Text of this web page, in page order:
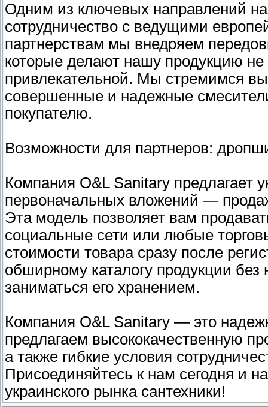
Одним из ключевых направлений
сотрудничество с ведущими
партнерствам мы внедряем
которые делают нашу продукцию не
привлекательной. Мы стремимся
совершенные и надежные
покупателю.
Возможности для партнеров:
Компания O&L Sanitary предлагает
первоначальных вложений —
Эта модель позволяет вам
социальные сети или любые
стоимости товара сразу после
обширному каталогу продукции без
заниматься его хранением.
Компания O&L Sanitary — это
предлагаем высококачественную
а также гибкие условия
Присоединяйтесь к нам сегодня и
украинского рынка сантехники!